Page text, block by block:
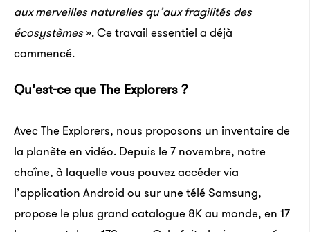
aux merveilles naturelles qu’aux fragilités des
écosystèmes». Ce travail essentiel a déjà
commencé.
Qu’est-ce que The Explorers ?
Avec The Explorers, nous proposons un inventaire de
la planète en vidéo. Depuis le 7 novembre, notre
chaîne, à laquelle vous pouvez accéder via
l’application Android ou sur une télé Samsung,
propose le plus grand catalogue 8K au monde, en 17